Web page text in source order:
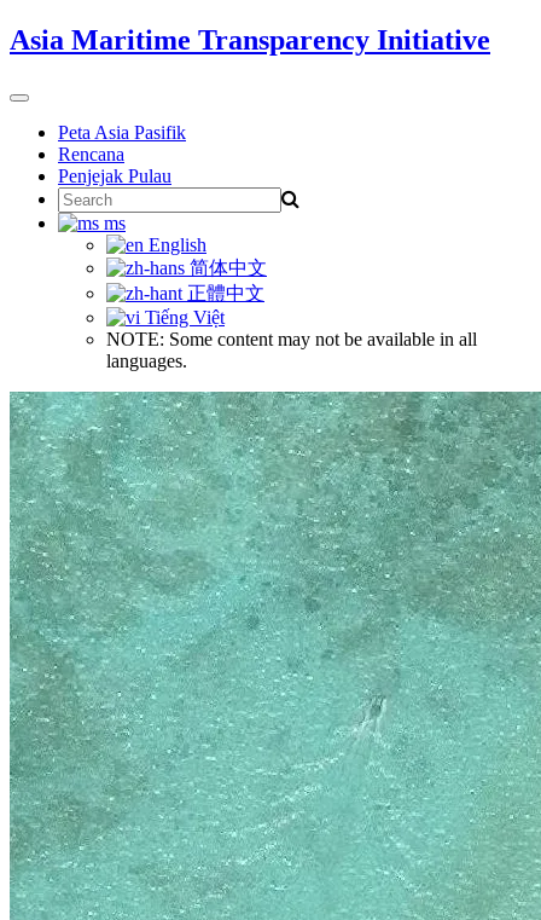
Skip
to
Asia Maritime Transparency Initiative
Toggle
navigationPeta Asia Pasifik
Rencana
Penjejak Pulau
Search
for:
ms
English
简体中文
正體中文
Tiếng Việt
NOTE: Some content may not be available in all
languages.